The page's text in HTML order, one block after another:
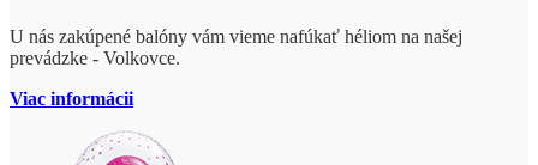
U nás zakúpené balóny vám vieme nafúkať héliom na našej
prevádzke - Volkovce.
Viac informácii